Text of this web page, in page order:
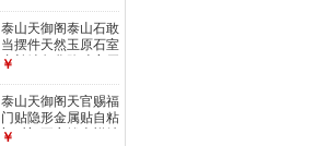
12cm泰山玉石敢当
泰山天御阁泰山石敢
当摆件天然玉原石室
内补缺角化路冲客厅
15cm泰山玉石敢当
￥
泰山天御阁天官赐福
门贴隐形金属贴自粘
门对门五帝钱吉祥结
￥